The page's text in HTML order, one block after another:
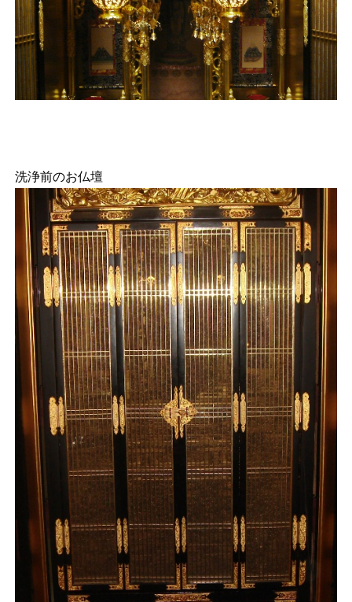
洗浄前のお仏壇